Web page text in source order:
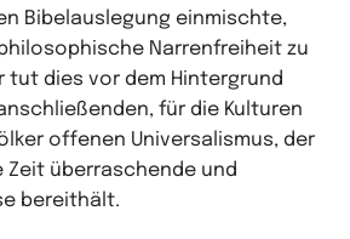
Bibelauslegung einmischte,
Narrenfreiheit zu
tut dies vor dem Hintergrund
für die Kulturen
offenen Universalismus, der
Zeit überraschende und
bereithält.